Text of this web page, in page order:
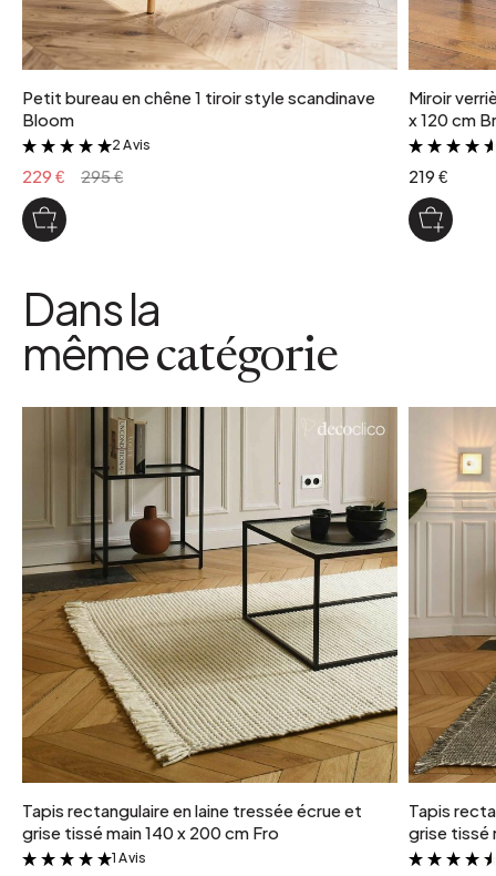
Petit bureau en chêne 1 tiroir style scandinave
Bloom
&
2 Avis
229 € 295 €
Miroir
x 120 cm
219 €
Dans la
mêmecatégorie
Tapis rectangulaire en laine tressée écrue et
grise tissé main 140 x 200 cm Fro
&
1 Avis
Tapis
grise tissé